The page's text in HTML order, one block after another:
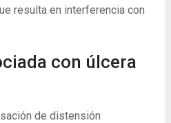
resulta en interferencia con
con úlcera
de distensión